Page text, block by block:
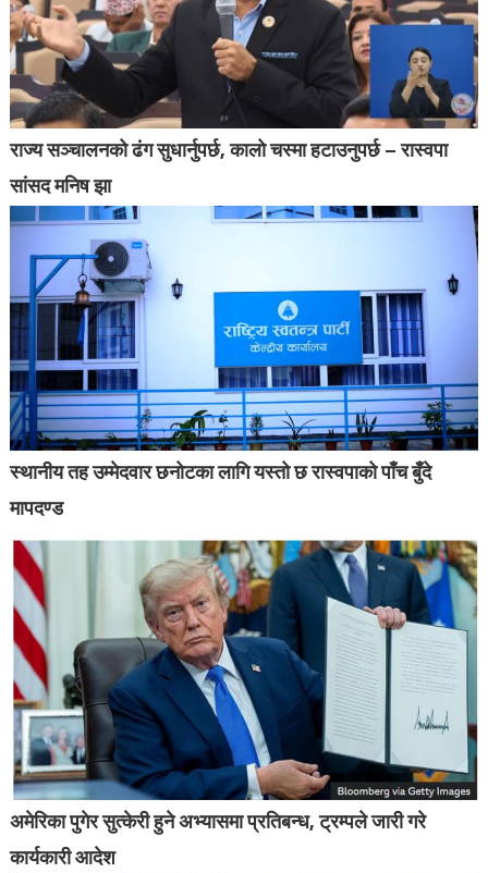
राज्य सञ्चालनको ढंग सुधार्नुपर्छ, कालो चस्मा हटाउनुपर्छ – रास्वपा
सांसद मनिष झा
स्थानीय तह उम्मेदवार छनोटका लागि यस्तो छ रास्वपाको पाँच बुँदे
मापदण्ड
अमेरिका पुगेर सुत्केरी हुने अभ्यासमा प्रतिबन्ध, ट्रम्पले जारी गरे
कार्यकारी आदेश